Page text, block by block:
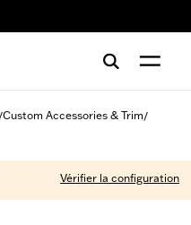
/Custom Accessories & Trim/
Vérifier la configuration